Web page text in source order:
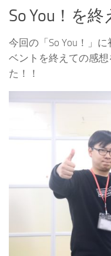
So You！を終
今回の「So You！」
ベントを終えての感
た！！